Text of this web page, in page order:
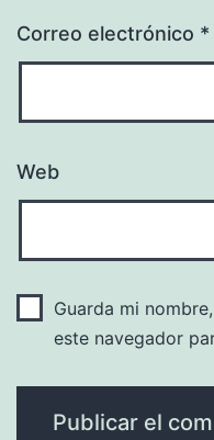
Correo electrónico *
Web
Guarda mi
este navegador